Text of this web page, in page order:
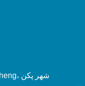
آدرس: Chang'an Taihe، منطقه Dongcheng، شهر پکن